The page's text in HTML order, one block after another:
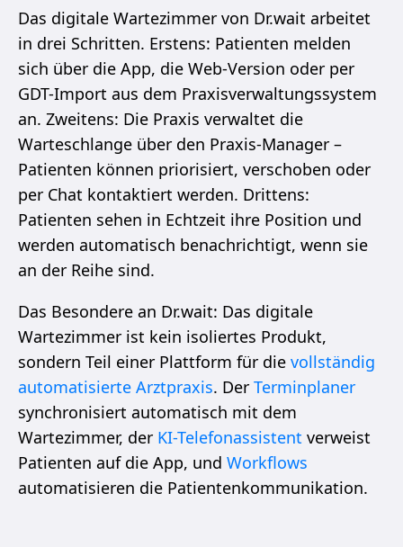
Das digitale Wartezimmer von Dr.wait arbeitet
in drei Schritten. Erstens: Patienten melden
sich über die App, die Web-Version oder per
GDT-Import aus dem Praxisverwaltungssystem
an. Zweitens: Die Praxis verwaltet die
Warteschlange über den Praxis-Manager –
Patienten können priorisiert, verschoben oder
per Chat kontaktiert werden. Drittens:
Patienten sehen in Echtzeit ihre Position und
werden automatisch benachrichtigt, wenn sie
an der Reihe sind.
Das Besondere an Dr.wait: Das digitale
Wartezimmer ist kein isoliertes Produkt,
sondern Teil einer Plattform für die vollständig
automatisierte Arztpraxis. Der Terminplaner
synchronisiert automatisch mit dem
Wartezimmer, der KI-Telefonassistent verweist
Patienten auf die App, und Workflows
automatisieren die Patientenkommunikation.